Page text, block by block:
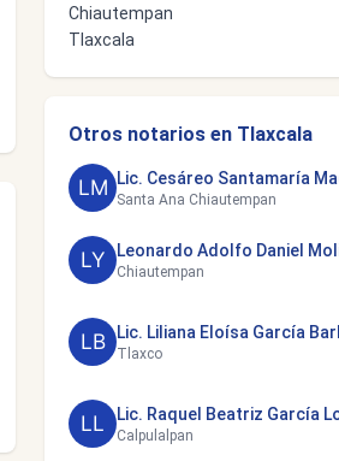
Chiautempan
Tlaxcala
Otros notarios en Tlaxcala
Lic. Cesáreo Santamaría
Santa Ana Chiautempan
Leonardo Adolfo Daniel
Chiautempan
Lic. Liliana Eloísa García
Tlaxco
Lic. Raquel Beatriz García
Calpulalpan